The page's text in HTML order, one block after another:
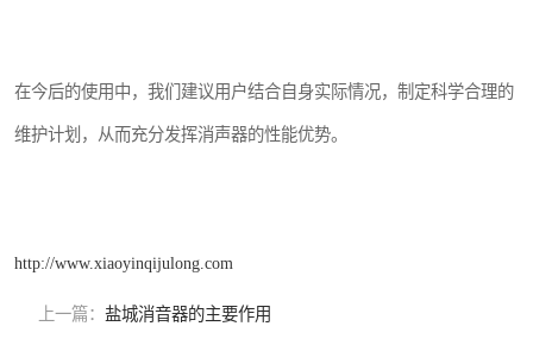
在今后的使用中，我们建议用户结合自身实际情况，制定科学合理的
维护计划，从而充分发挥消声器的性能优势。
http://www.xiaoyinqijulong.com
上一篇： 盐城消音器的主要作用